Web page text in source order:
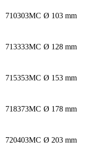
710303MC Ø 103 mm
713333MC Ø 128 mm
715353MC Ø 153 mm
718373MC Ø 178 mm
720403MC Ø 203 mm